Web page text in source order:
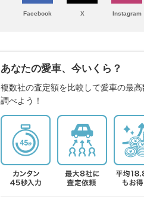
Facebook X Instagram
あなたの愛車、今いくら？
複数社の査定額を比較して愛車の最高
調べよう！